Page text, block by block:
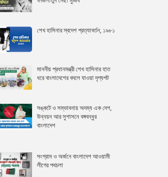
শেখ হাসিনার স্বদেশ প্রত্যাবর্তন, ১৯৮১
মাননীয় প্রধানমন্ত্রী শেখ হাসিনার হাত
ধরে বাংলাদেশের বদলে যাওয়া দৃশ্যপট
সঙ্কটে ও সম্ভাবনায় অদম্য এক দেশ,
উন্নয়ন আর সুশাসনে বঙ্গবন্ধুর
বাংলাদেশ
সংগ্রাম ও অর্জনে বাংলাদেশ আওয়ামী
লীগের পথচলা